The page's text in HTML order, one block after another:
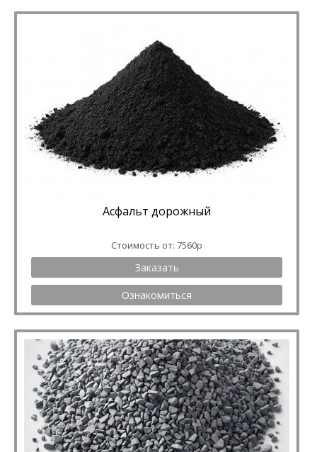
Асфальт дорожный
Стоимость от: 7560р
Заказать
Ознакомиться